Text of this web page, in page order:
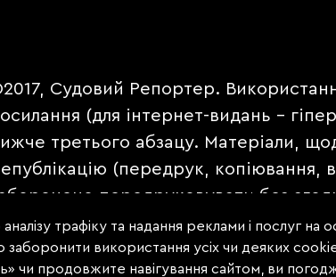
Судовий Репортер.
(для інтернет-видань -
третього абзацу. Матеріали,
(передрук, копіювання,
передруковувати без
ЗА ПІДТРИМКИ, *
трафіку та надання реклами і послуг на
заборонити використання усіх чи деяких
чи продовжите навігування сайтом, ви